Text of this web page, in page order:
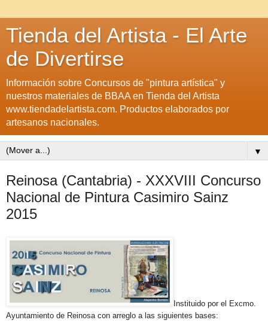
Tienda del Artista - El Arte
de Divertirse
Información sobre Concursos de "pintura artística" y
nuestros materiales de BBAA en Tienda del Artista
www.tiendadelartista.com. Productos elaborados por
artesanos nacionales.
▼
Reinosa (Cantabria) - XXXVIII Concurso
Nacional de Pintura Casimiro Sainz
2015
Instituido por el Excmo.
Ayuntamiento de Reinosa con arreglo a las siguientes bases: